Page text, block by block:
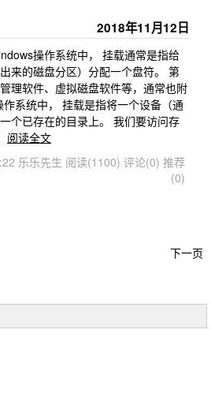
2018年11月12日
操作系统中， 挂载通常是指给
来的磁盘分区）分配一个盘符。 第
理软件、虚拟磁盘软件等，通常也附
系统中， 挂载是指将一个设备（通
个已存在的目录上。 我们要访问存
阅读全文
乐乐先生 阅读(1100) 评论(0) 推荐
(0)
下一页